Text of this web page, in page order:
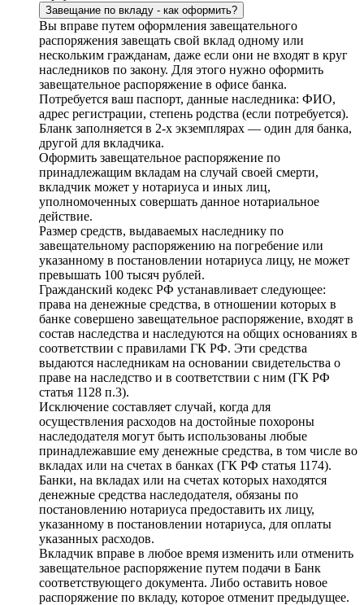
Завещание по вкладу - как оформить?
Вы вправе путем оформления завещательного
распоряжения завещать свой вклад одному или
нескольким гражданам, даже если они не входят в круг
наследников по закону. Для этого нужно оформить
завещательное распоряжение в офисе банка.
Потребуется ваш паспорт, данные наследника: ФИО,
адрес регистрации, степень родства (если потребуется).
Бланк заполняется в 2-х экземплярах — один для банка,
другой для вкладчика.
Оформить завещательное распоряжение по
принадлежащим вкладам на случай своей смерти,
вкладчик может у нотариуса и иных лиц,
уполномоченных совершать данное нотариальное
действие.
Размер средств, выдаваемых наследнику по
завещательному распоряжению на погребение или
указанному в постановлении нотариуса лицу, не может
превышать 100 тысяч рублей.
Гражданский кодекс РФ устанавливает следующее:
права на денежные средства, в отношении которых в
банке совершено завещательное распоряжение, входят в
состав наследства и наследуются на общих основаниях в
соответствии с правилами ГК РФ. Эти средства
выдаются наследникам на основании свидетельства о
праве на наследство и в соответствии с ним (ГК РФ
статья 1128 п.3).
Исключение составляет случай, когда для
осуществления расходов на достойные похороны
наследодателя могут быть использованы любые
принадлежавшие ему денежные средства, в том числе во
вкладах или на счетах в банках (ГК РФ статья 1174).
Банки, на вкладах или на счетах которых находятся
денежные средства наследодателя, обязаны по
постановлению нотариуса предоставить их лицу,
указанному в постановлении нотариуса, для оплаты
указанных расходов.
Вкладчик вправе в любое время изменить или отменить
завещательное распоряжение путем подачи в Банк
соответствующего документа. Либо оставить новое
распоряжение по вкладу, которое отменит предыдущее.